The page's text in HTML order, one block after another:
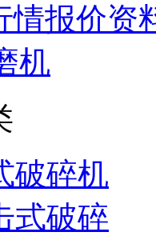
情报价资
机
破碎机
式破碎